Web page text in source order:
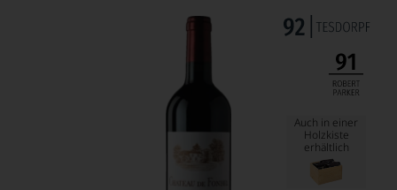
Auch in einer
Holzkiste
erhältlich